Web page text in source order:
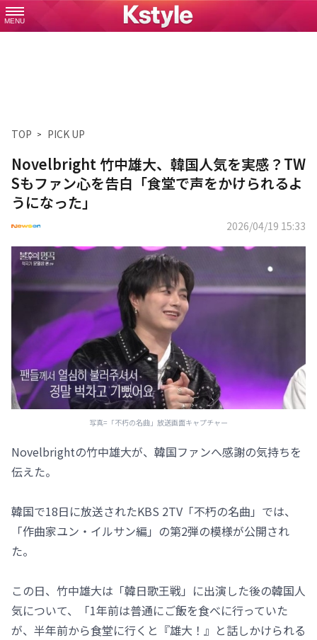
MENU
TOP PICK UP
Novelbright 竹中雄大、韓国人気を実感？TW
Sもファン心を告白「食堂で声をかけられるよ
うになった」
2026/04/19 15:33
写真=「不朽の名曲」放送画面キャプチャー
Novelbrightの竹中雄大が、韓国ファンへ感謝の気持ちを
伝えた。
韓国で18日に放送されたKBS 2TV「不朽の名曲」では、
「作曲家ユン・イルサン編」の第2弾の模様が公開され
た。
この日、竹中雄大は「韓日歌王戦」に出演した後の韓国人
気について、「1年前は普通にご飯を食べに行っていた
が、半年前から食堂に行くと『雄大！』と話しかけられる